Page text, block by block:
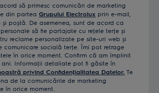
să primesc comunicări de marketing
din partea Grupului Electrolux prin e-mail,
și poștă. De asemenea, sunt de acord ca
să fie partajate cu reţele terţe și
reclame personalizate pe site-uri web și
comunicare socială terţe. Îmi pot retrage
în orice moment. Confirm că am împlinit
ani. Informaţii detaliate pot fi găsite în
privind Confidenţialitatea Datelor. Te
de la comunicările de marketing
în orice moment.